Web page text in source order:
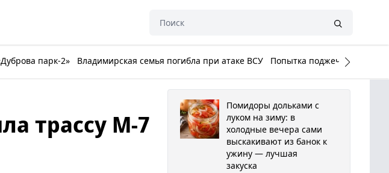
парк-2» Владимирская семья погибла при атаке ВСУ Попытка поджечь Белый
трассу М-7
Помидоры дольками с
луком на зиму: в
холодные вечера сами
выскакивают из банок к
ужину — лучшая
закуска